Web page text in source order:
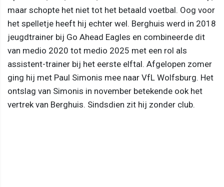
maar schopte het niet tot het betaald voetbal. Oog voor
het spelletje heeft hij echter wel. Berghuis werd in 2018
jeugdtrainer bij Go Ahead Eagles en combineerde dit
van medio 2020 tot medio 2025 met een rol als
assistent-trainer bij het eerste elftal. Afgelopen zomer
ging hij met Paul Simonis mee naar VfL Wolfsburg. Het
ontslag van Simonis in november betekende ook het
vertrek van Berghuis. Sindsdien zit hij zonder club.